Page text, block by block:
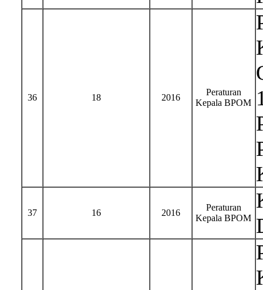
36 18 2016
Peraturan
Kepala BPOM
37 16 2016
Peraturan
Kepala BPOM